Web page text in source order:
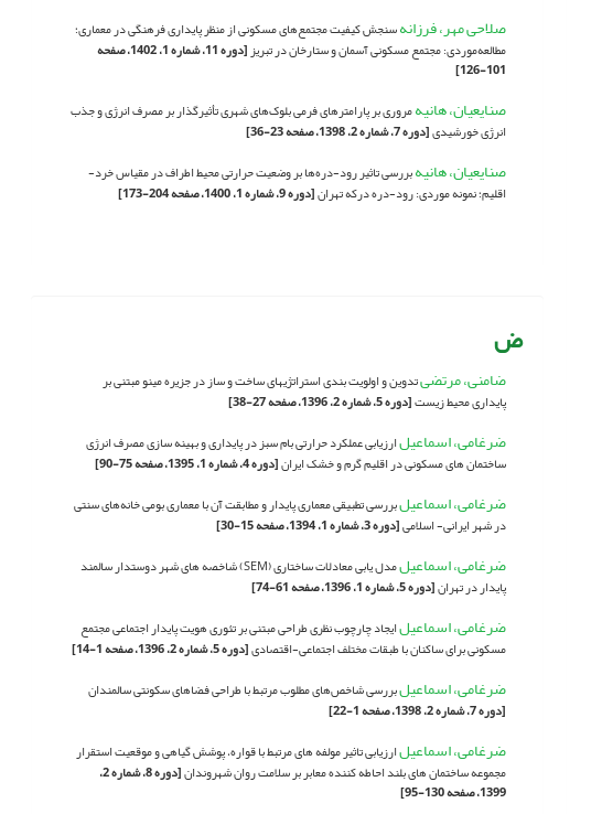
صلاحی مهر، فرزانهسنجش کیفیت مجتمع‌های مسکونی از منظر پایداری فرهنگی در معماری؛
مطالعه‌موردی: مجتمع مسکونی آسمان و ستارخان در تبریز
[دوره 11، شماره 1، 1402، صفحه
101-126]
صنایعیان، هانیهمروری بر پارامترهای فرمی بلوک‌های شهری تأثیرگذار بر مصرف انرژی و جذب
انرژی خورشیدی[دوره 7، شماره 2، 1398، صفحه 23-36]
صنایعیان، هانیهبررسی تاثیر رود-دره‌ها بر وضعیت حرارتی محیط اطراف در مقیاس خرد-
اقلیم؛ نمونه موردی: رود-دره درکه تهران[دوره 9، شماره 1، 1400، صفحه 204-173]
ض
ضامنی، مرتضیتدوین و اولویت بندی استراتژیهای ساخت و ساز در جزیره مینو مبتنی بر
پایداری محیط زیست[دوره 5، شماره 2، 1396، صفحه 27-38]
ضرغامی، اسماعیلارزیابی عملکرد حرارتی بام سبز در پایداری و بهینه سازی مصرف انرژی
ساختمان های مسکونی در اقلیم گرم و خشک ایران[دوره 4، شماره 1، 1395، صفحه 75-90]
ضرغامی، اسماعیلبررسی تطبیقی معماری پایدار و مطابقت آن با معماری بومی خانه‌های سنتی
در شهر ایرانی- اسلامی[دوره 3، شماره 1، 1394، صفحه 15-30]
ضرغامی، اسماعیل
مدل یابی معادلات ساختاری (SEM) شاخصه های شهر دوستدار سالمند
پایدار در تهران[دوره 5، شماره 1، 1396، صفحه 61-74]
ضرغامی، اسماعیلایجاد چارچوب نظری طراحی مبتنی بر تئوری هویت پایدار اجتماعی مجتمع
مسکونی برای ساکنان با طبقات مختلف اجتماعی-اقتصادی[دوره 5، شماره 2، 1396، صفحه 1-14]
ضرغامی، اسماعیلبررسی شاخص‌های مطلوب مرتبط با طراحی فضاهای سکونتی سالمندان
[دوره 7، شماره 2، 1398، صفحه 1-22]
ضرغامی، اسماعیلارزیابی تاثیر مولفه های مرتبط با قواره، پوشش گیاهی و موقعیت استقرار
مجموعه ساختمان های بلند احاطه کننده معابر بر سلامت روان شهروندان
[دوره 8، شماره 2،
1399، صفحه 130-95]